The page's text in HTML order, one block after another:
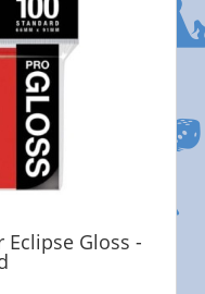
Gloss -